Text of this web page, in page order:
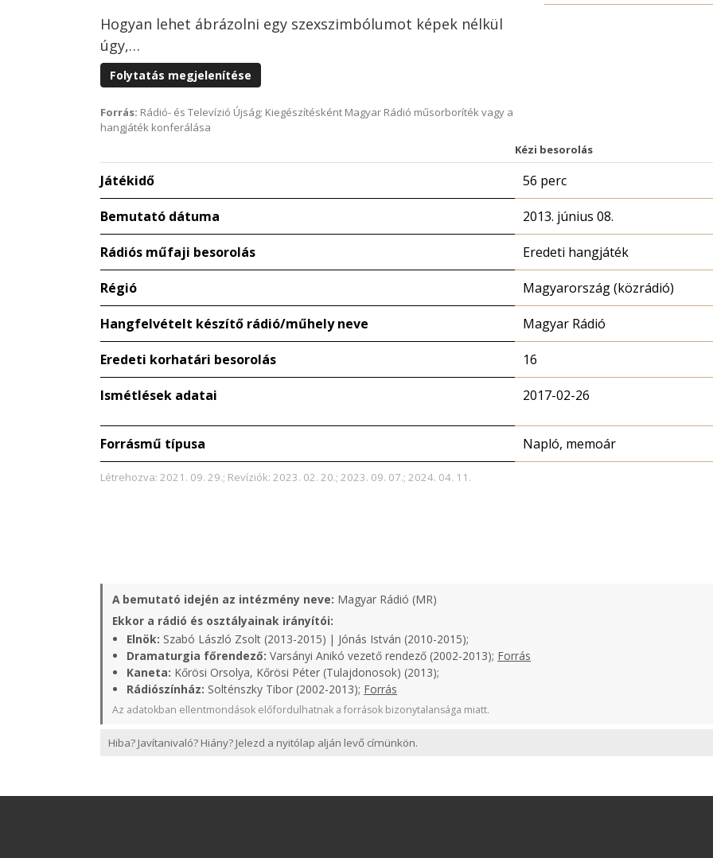
Hogyan lehet ábrázolni egy szexszimbólumot képek nélkül
úgy,…
Folytatás megjelenítése
Forrás: Rádió- és Televízió Újság; Kiegészítésként Magyar Rádió műsorboríték vagy a
hangjáték konferálása
Kézi besorolás
Játékidő 56 perc
Bemutató dátuma 2013. június 08.
Rádiós műfaji besorolás Eredeti hangjáték
Régió Magyarország (közrádió)
Hangfelvételt készítő rádió/műhely neve Magyar Rádió
Eredeti korhatári besorolás 16
Ismétlések adatai 2017-02-26
Forrásmű típusa Napló, memoár
Létrehozva: 2021. 09. 29.; Revíziók: 2023. 02. 20.; 2023. 09. 07.; 2024. 04. 11.
A bemutató idején az intézmény neve: Magyar Rádió (MR)
Ekkor a rádió és osztályainak irányítói:
Elnök: Szabó László Zsolt (2013-2015) | Jónás István (2010-2015);
Dramaturgia főrendező: Varsányi Anikó vezető rendező (2002-2013); Forrás
Kaneta: Kőrösi Orsolya, Kőrösi Péter (Tulajdonosok) (2013);
Rádiószínház: Solténszky Tibor (2002-2013); Forrás
Az adatokban ellentmondások előfordulhatnak a források bizonytalansága miatt.
Hiba? Javítanivaló? Hiány? Jelezd a nyitólap alján levő címünkön.